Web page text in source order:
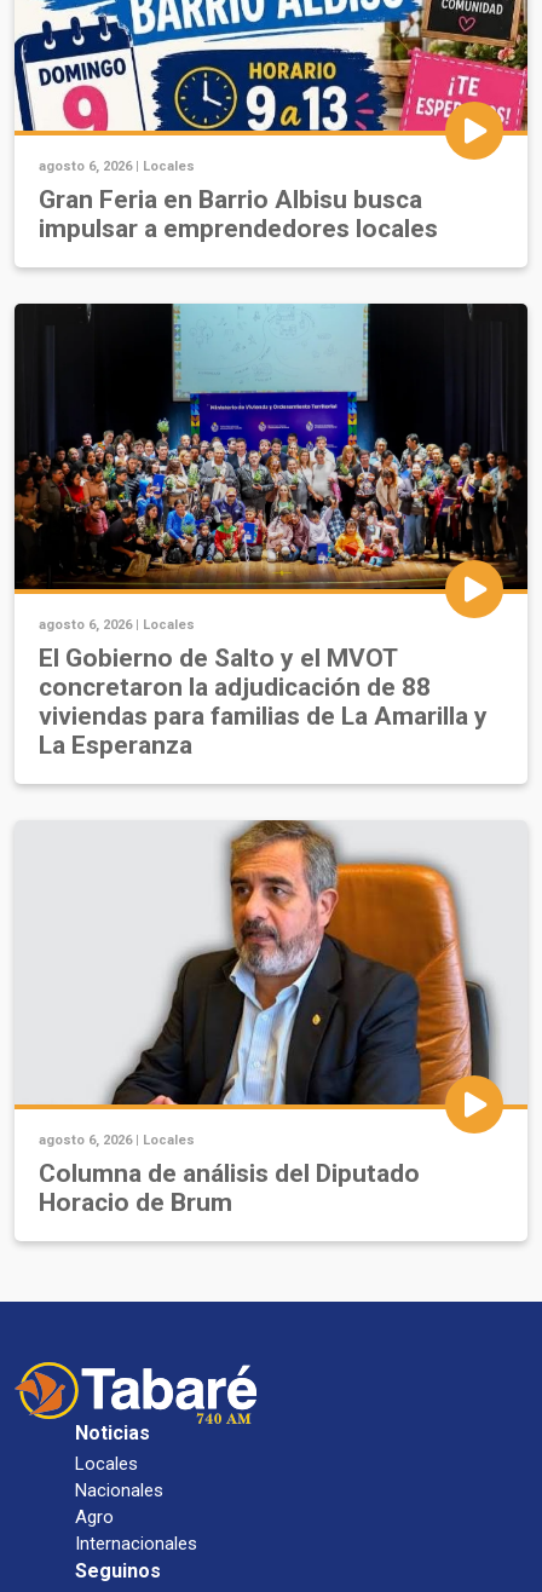
agosto 6, 2026 | Locales
Gran Feria en Barrio Albisu busca
impulsar a emprendedores locales
agosto 6, 2026 | Locales
El Gobierno de Salto y el MVOT
concretaron la adjudicación de 88
viviendas para familias de La Amarilla y
La Esperanza
agosto 6, 2026 | Locales
Columna de análisis del Diputado
Horacio de Brum
Noticias
Locales
Nacionales
Agro
Internacionales
Seguinos